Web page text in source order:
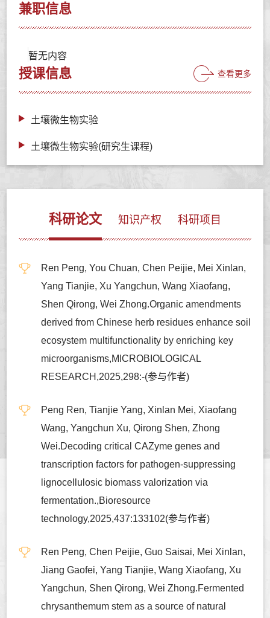
兼职信息
暂无内容
授课信息 查看更多
土壤微生物实验
土壤微生物实验(研究生课程)
科研论文 知识产权 科研项目
Ren Peng, You Chuan, Chen Peijie, Mei Xinlan,
Yang Tianjie, Xu Yangchun, Wang Xiaofang,
Shen Qirong, Wei Zhong.Organic amendments
derived from Chinese herb residues enhance soil
ecosystem multifunctionality by enriching key
microorganisms,MICROBIOLOGICAL
RESEARCH,2025,298:-(参与作者)
Peng Ren, Tianjie Yang, Xinlan Mei, Xiaofang
Wang, Yangchun Xu, Qirong Shen, Zhong
Wei.Decoding critical CAZyme genes and
transcription factors for pathogen-suppressing
lignocellulosic biomass valorization via
fermentation.,Bioresource
technology,2025,437:133102(参与作者)
Ren Peng, Chen Peijie, Guo Saisai, Mei Xinlan,
Jiang Gaofei, Yang Tianjie, Wang Xiaofang, Xu
Yangchun, Shen Qirong, Wei Zhong.Fermented
chrysanthemum stem as a source of natural